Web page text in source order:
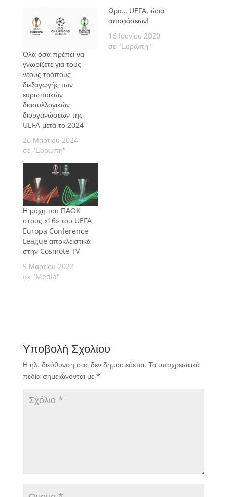
Όλα όσα πρέπει να
γνωρίζετε για τους
νέους τρόπους
διεξαγωγής των
ευρωπαϊκών
διασυλλογικών
διοργανώσεων της
UEFA μετά το 2024
26 Μαρτίου 2024
σε "Ευρώπη"
Ωρα… UEFA, ώρα
αποφάσεων!
16 Ιουνίου 2020
σε "Ευρώπη"
Η μάχη του ΠΑΟΚ
στους «16» του UEFA
Europa Conference
League αποκλειστικά
στην Cosmote TV
9 Μαρτίου 2022
σε "Media"
Υποβολή Σχολίου
Η ηλ. διεύθυνση σας δεν δημοσιεύεται. Τα υποχρεωτικά
πεδία σημειώνονται με *